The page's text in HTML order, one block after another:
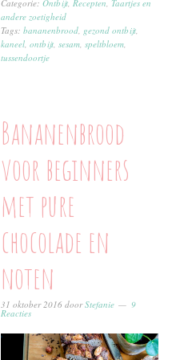
Categorie:Ontbijt Recepten ,Taartjes en
andere zoetigheid
Tags:bananenbrood gezond ontbijt
kaneel ,ontbijt ,sesam ,speltbloem
tussendoortje
Bananenbrood
voor beginners
met pure
chocolade en
noten
31 oktober 2016 doorStefanie 9
Reacties